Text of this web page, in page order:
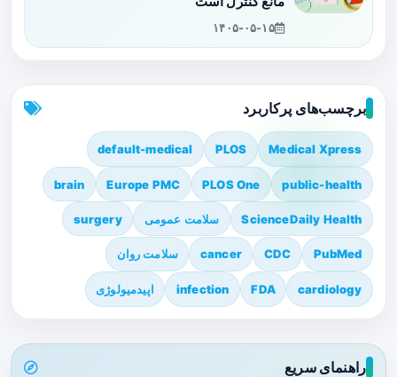
۱۴۰۵-۰۵-۱۵
برچسب‌های پرکاربرد
Medical Xpress
PLOS
default-medical
public-health
PLOS One
Europe PMC
brain
ScienceDaily Health سلامت عمومی surgery
PubMed
CDC
cancer سلامت روان
cardiology
FDA
infection اپیدمیولوژی
راهنمای سریع